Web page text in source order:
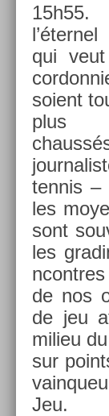
qui
soient
ten­nis –
les
sont
les
de nos
de jeu
milieu
sur
Jeu.